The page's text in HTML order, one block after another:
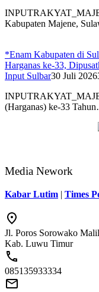
Kabupaten Majene,
*Enam Kabupaten di
Harganas ke-33,
Input Sulbar30 Juli 2026
(Harganas) ke-33
Media Nework
Kabar Lutim | Times
Jl. Poros Sorowako
Kab. Luwu Timur
085135933334